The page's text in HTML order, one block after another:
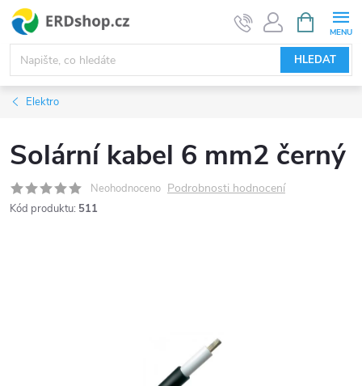
Přejít
obsah
HLEDAT
NÁKUPNÍ
KOŠÍK
Elektro
Solární kabel 6 mm2 černý
Neohodnoceno Podrobnosti hodnocení
Kód produktu: 511